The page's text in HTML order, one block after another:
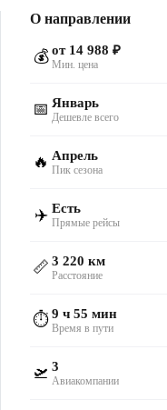
О направлении
💰 от 14 988 ₽
Мин. цена
📅 Январь
Дешевле всего
🔥 Апрель
Пик сезона
✈️ Есть
Прямые рейсы
📏 3 220 км
Расстояние
⏱️ 9 ч 55 мин
Время в пути
🛫 3
Авиакомпании